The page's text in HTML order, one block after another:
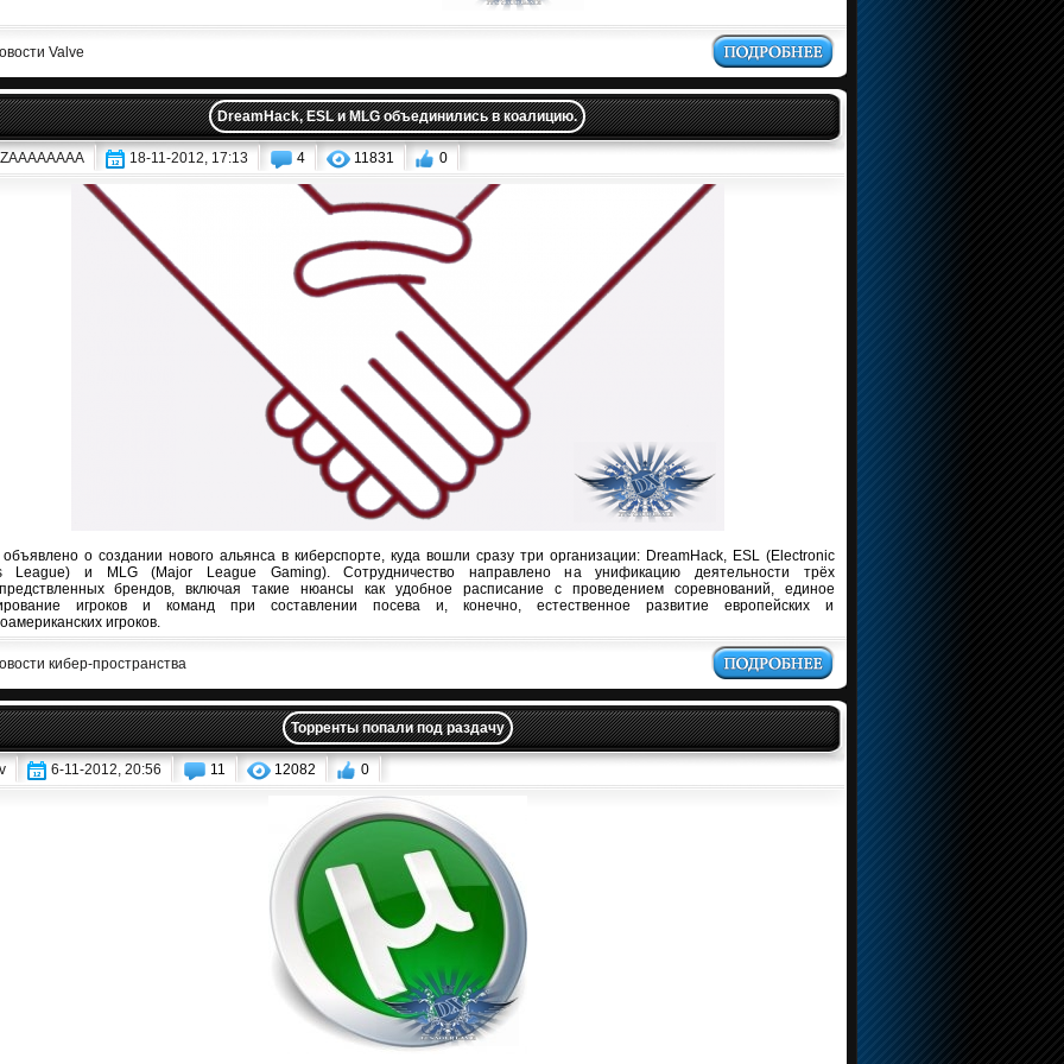
Valve
DreamHack, ESL и MLG объединились в коалицию.
18-11-2012, 17:13 4 11831 0
о создании нового альянса в киберспорте, куда вошли сразу три организации: DreamHack, ESL (Electronic
League) и MLG (Major League Gaming). Сотрудничество направлено на унификацию деятельности трёх
брендов, включая такие нюансы как удобное расписание с проведением соревнований, единое
игроков и команд при составлении посева и, конечно, естественное развитие европейских и
игроков.
кибер-пространства
Торренты попали под раздачу
6-11-2012, 20:56 11 12082 0